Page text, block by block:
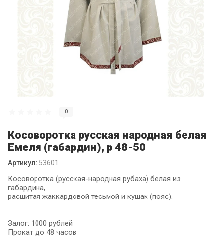
0
Косоворотка русская народная белая
Емеля (габардин), р 48-50
Артикул: 53601
Косоворотка (русская-народная рубаха) белая из
габардина,
расшитая жаккардовой тесьмой и кушак (пояс).
Залог: 1000 рублей
Прокат до 48 часов